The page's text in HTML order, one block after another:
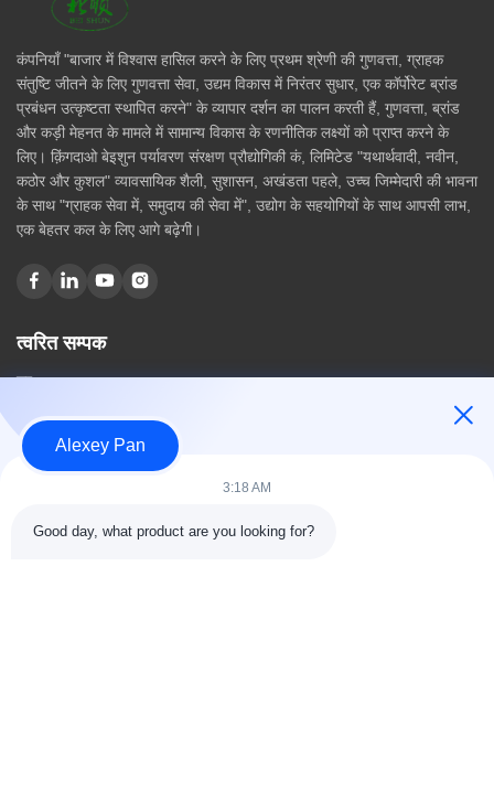
कंपनियाँ "बाजार में विश्वास हासिल करने के लिए प्रथम श्रेणी की गुणवत्ता, ग्राहक
संतुष्टि जीतने के लिए गुणवत्ता सेवा, उद्यम विकास में निरंतर सुधार, एक कॉर्पोरेट ब्रांड
प्रबंधन उत्कृष्टता स्थापित करने" के व्यापार दर्शन का पालन करती हैं, गुणवत्ता, ब्रांड
और कड़ी मेहनत के मामले में सामान्य विकास के रणनीतिक लक्ष्यों को प्राप्त करने के
लिए। क़िंगदाओ बेइशुन पर्यावरण संरक्षण प्रौद्योगिकी कं, लिमिटेड "यथार्थवादी, नवीन,
कठोर और कुशल" व्यावसायिक शैली, सुशासन, अखंडता पहले, उच्च जिम्मेदारी की भावना
के साथ "ग्राहक सेवा में, समुदाय की सेवा में", उद्योग के सहयोगियों के साथ आपसी लाभ,
एक बेहतर कल के लिए आगे बढ़ेगी।
त्वरित सम्पक
घर
उत्पादों
संपर्क करें
श्रेणियाँ
Alexey Pan
3:18 AM
Good day, what product are you looking for?